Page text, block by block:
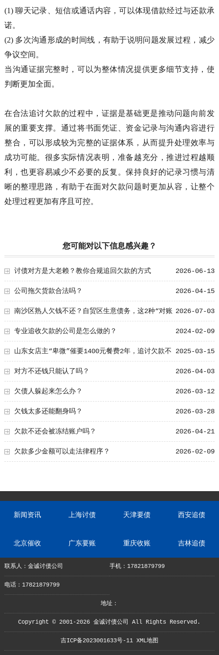
(1)聊天记录、短信或通话内容，可以体现借款经过与还款承
诺。
(2) 多次沟通形成的时间线，有助于说明问题发展过程，减少
争议空间。
当沟通证据完整时，可以为整体情况提供更多细节支持，使
判断更加全面。
在合法追讨欠款的过程中，证据是基础更是推动问题向前发
展的重要支撑。通过将书面凭证、资金记录与沟通内容进行
整合，可以形成较为完整的证据体系，从而提升处理效率与
成功可能。很多实际情况表明，准备越充分，推进过程越顺
利，也更容易减少不必要的反复。保持良好的记录习惯与清
晰的整理思路，有助于在面对欠款问题时更加从容，让整个
处理过程更加有序且可控。
您可能对以下信息感兴趣？
2026-06-13
讨债对方是大老赖？教你合规追回欠款的方式
2026-04-15
公司拖欠货款合法吗？
2026-07-03
南沙区熟人欠钱不还？自贸区生意债务，这2种“对账
确认函”让他没法赖 2024-02-09
专业追收欠款的公司是怎么做的？
2025-03-15
山东女店主“卑微”催要1400元餐费2年，追讨欠款不
该这么难 2026-04-03
对方不还钱只能认了吗？
2026-03-12
欠债人躲起来怎么办？
2026-03-28
欠钱太多还能翻身吗？
2026-04-21
欠款不还会被冻结账户吗？
2026-02-09
欠款多少金额可以走法律程序？
新闻资讯 上海讨债 天津要债 西安追债
北京催收 广东要账 重庆收账 吉林追债
联系人：金诚讨债公司 手机：17821879799
电话：17821879799
地址：
Copyright © 2001-2026 金诚讨债公司 All Rights Reserved.
吉ICP备2023001633号-11 XML地图